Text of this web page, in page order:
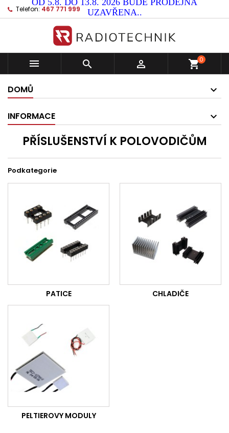
OD 5.8. DO 13.8. 2026 BUDE PRODEJNA
UZAVŘENA..
Telefon: 467 771 999
   shopping_cart0
DOMŮ
INFORMACE
PŘÍSLUŠENSTVÍ K POLOVODIČŮM
Podkategorie
PATICE CHLADIČE
PELTIEROVY MODULY